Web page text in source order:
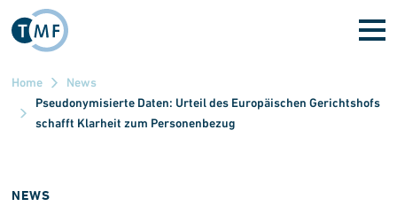
Direkt zum Inhalt
Home
News
Pseudonymisierte Daten: Urteil des Europäischen Gerichtshofs
schafft Klarheit zum Personenbezug
NEWS